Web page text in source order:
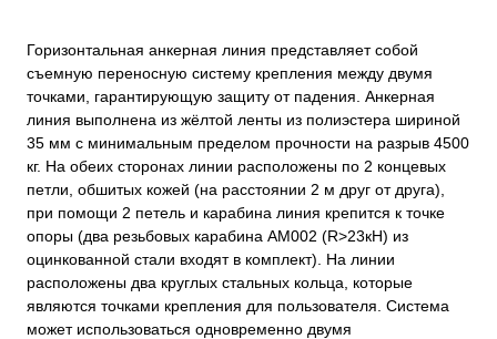
Горизонтальная анкерная линия представляет собой
съемную переносную систему крепления между двумя
точками, гарантирующую защиту от падения. Анкерная
линия выполнена из жёлтой ленты из полиэстера шириной
35 мм с минимальным пределом прочности на разрыв 4500
кг. На обеих сторонах линии расположены по 2 концевых
петли, обшитых кожей (на расстоянии 2 м друг от друга),
при помощи 2 петель и карабина линия крепится к точке
опоры (два резьбовых карабина АМ002 (R>23кН) из
оцинкованной стали входят в комплект). На линии
расположены два круглых стальных кольца, которые
являются точками крепления для пользователя. Система
может использоваться одновременно двумя